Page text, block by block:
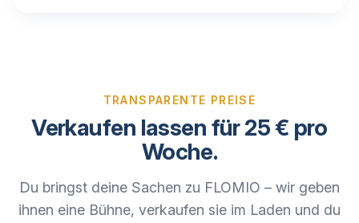
TRANSPARENTE PREISE
Verkaufen lassen für 25 € pro
Woche.
Du bringst deine Sachen zu FLOMIO – wir geben
ihnen eine Bühne, verkaufen sie im Laden und du